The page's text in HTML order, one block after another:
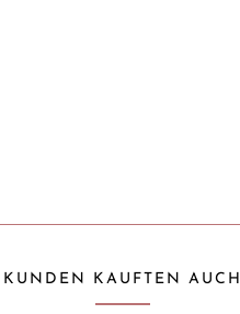
KUNDEN KAUFTEN AUCH